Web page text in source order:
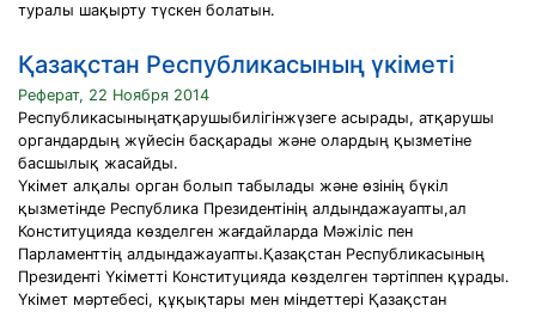
туралы шақырту түскен болатын.
Қазақстан Республикасының үкіметі
Реферат, 22 Ноября 2014
Республикасыныңатқарушыбилігінжүзеге асырады, атқарушы
органдардың жүйесін басқарады және олардың қызметіне
басшылық жасайды.
Үкімет алқалы орган болып табылады және өзінің бүкіл
қызметінде Республика Президентінің алдындажауапты,ал
Конституцияда көзделген жағдайларда Мәжіліс пен
Парламенттің алдындажауапты.Қазақстан Республикасының
Президенті Үкіметті Конституцияда көзделген тәртіппен құрады.
Үкімет мәртебесі, құқықтары мен міндеттері Қазақстан